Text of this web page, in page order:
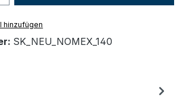
hinzufügen
SK_NEU_NOMEX_140